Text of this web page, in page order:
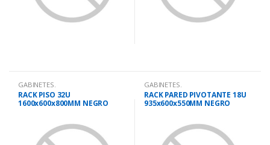
GABINETES.
RACK PISO 32U
1600x600x800MM NEGRO
GABINETES.
RACK PARED PIVOTANTE 18U
935x600x550MM NEGRO